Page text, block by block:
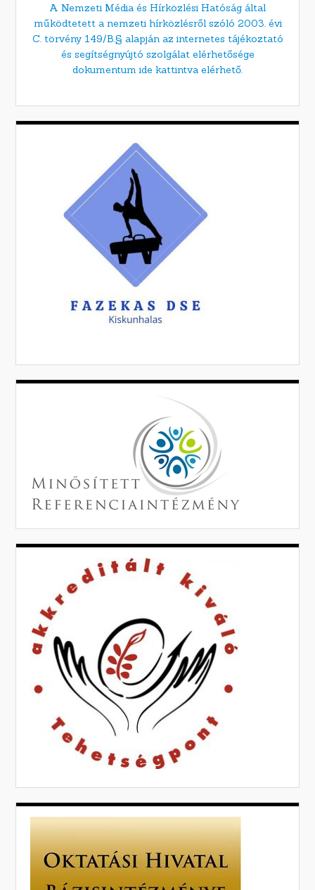
A Nemzeti Média és Hírközlési Hatóság által
működtetett a nemzeti hírközlésről szóló 2003. évi
C. törvény 149/B.§ alapján az internetes tájékoztató
és segítségnyújtó szolgálat elérhetősége
dokumentum ide kattintva elérhető.